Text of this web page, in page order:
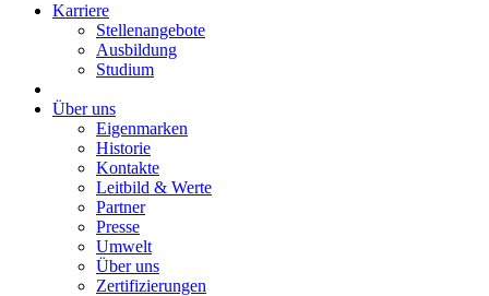
Karriere
Stellenangebote
Ausbildung
Studium
Über uns
Eigenmarken
Historie
Kontakte
Leitbild & Werte
Partner
Presse
Umwelt
Über uns
Zertifizierungen